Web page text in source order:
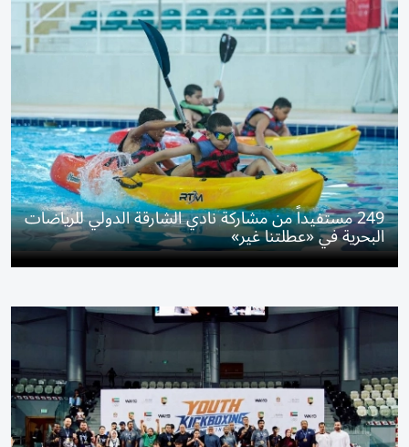
249 مستفيداً من مشاركة نادي الشارقة الدولي للرياضات
البحرية في «عطلتنا غير»